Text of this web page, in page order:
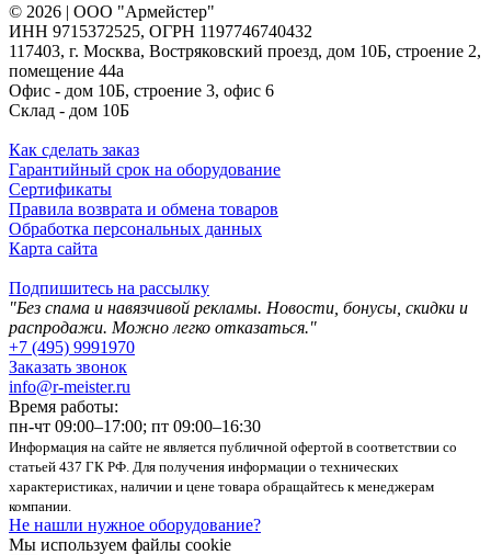
© 2026 | ООО "Армейстер"
ИНН 9715372525, ОГРН 1197746740432
117403, г. Москва, Востряковский проезд, дом 10Б, строение 2,
помещение 44а
Офис - дом 10Б, строение 3, офис 6
Склад - дом 10Б
Как сделать заказ
Гарантийный срок на оборудование
Сертификаты
Правила возврата и обмена товаров
Обработка персональных данных
Карта сайта
Подпишитесь на рассылку
"Без спама и навязчивой рекламы. Новости, бонусы, скидки и
распродажи. Можно легко отказаться."
+7 (495) 9991970
Заказать звонок
info@r-meister.ru
Время работы:
пн-чт 09:00–17:00; пт 09:00–16:30
Информация на сайте не является публичной офертой в соответствии со
статьей 437 ГК РФ. Для получения информации о технических
характеристиках, наличии и цене товара обращайтесь к менеджерам
компании.
Не нашли нужное оборудование?
Мы используем файлы cookie